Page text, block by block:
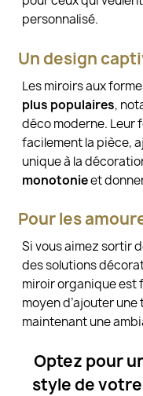
personnalisé.
Un design
Les miroirs aux
plus populaires,
déco moderne. Leur
facilement la pièce,
unique à la
monotonieet
Pour les
Si vous aimez sortir
des solutions
miroir organique est
moyen d’ajouter
maintenant une
Optez pour
style de